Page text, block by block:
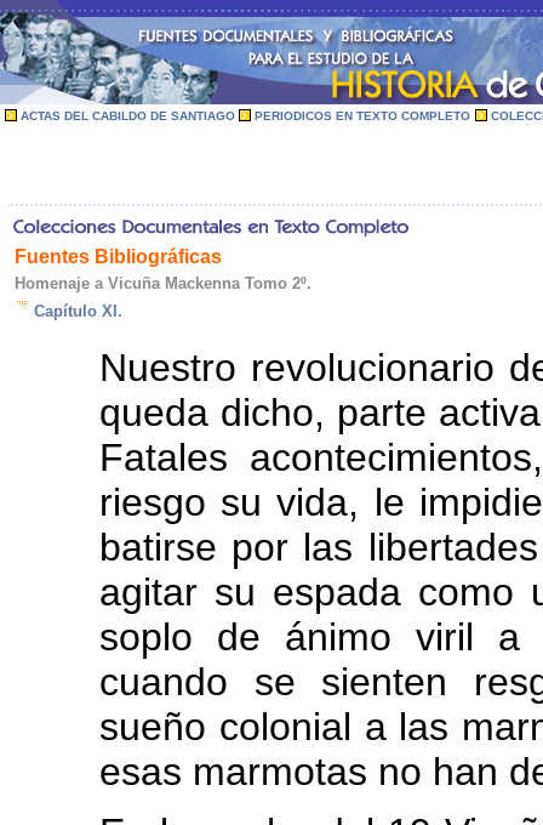
ACTAS DEL CABILDO DE SANTIAGO PERIODICOS EN TEXTO COMPLETO
Fuentes Bibliográficas
Homenaje a Vicuña Mackenna Tomo 2º.
Capítulo XI.
Nuestro revolucionario
queda dicho, parte
Fatales
riesgo su vida, le
batirse por las
agitar su espada como
soplo de ánimo viril a
cuando se sienten
sueño colonial a las
esas marmotas no han